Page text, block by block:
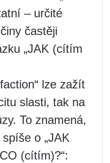
– určité
častěji
„JAK (cítím
lze zažít
slasti, tak na
To znamená,
spíše o „JAK
(cítím)?“: